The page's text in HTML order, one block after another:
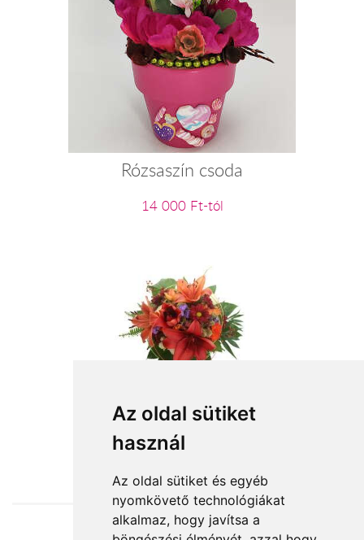
Az oldal sütiket
használ
Az oldal sütiket és egyéb
nyomkövető technológiákat
alkalmaz, hogy javítsa a
Rózsaszín csoda
14 000 Ft-tól
Narancs üdvözlet
31 020 Ft-tól